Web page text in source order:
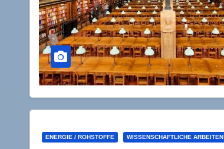
ENERGIE / ROHSTOFFE WISSENSCHAFTLICHE ARBEITEN